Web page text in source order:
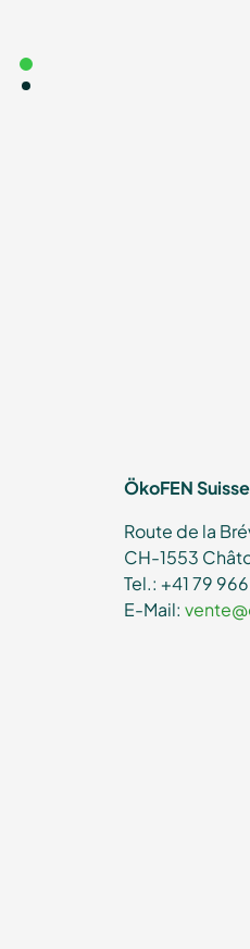
ÖkoFEN
Route de la
CH-1553
Tel.: +41 79
E-Mail: